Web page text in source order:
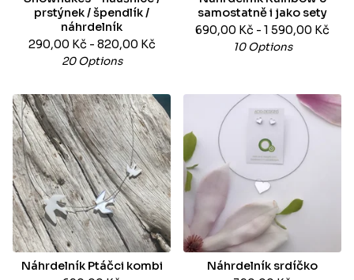
prstýnek / špendlík /
náhrdelník
290,00 Kč - 820,00 Kč
20 Options
samostatně i jako sety
690,00 Kč - 1 590,00 Kč
10 Options
Náhrdelník Ptáčci kombi
Náhrdelník srdíčko